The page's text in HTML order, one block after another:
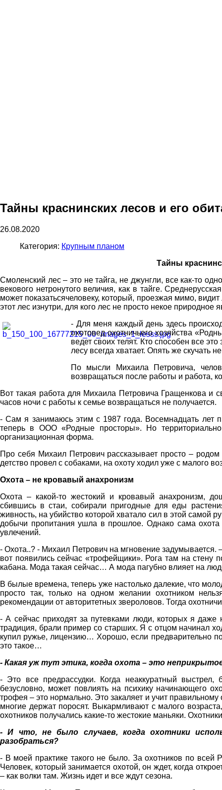
Тайны краснинских лесов и его
26.08.2020
Категория: Крупным планом
Тайны
Смоленский лес – это не тайга, не джунгли, все как-то
векового нетронутого величия, как в тайге.
может показатьсячеловеку, который, проезжая мимо,
этот лес изнутри, для кого лес не просто некое природное
- Для меня каждый день здесь
охотовед охотничьего хозяйства
ведет своих телят. Кто способен все
лесу всегда хватает. Опять же скучать
По мысли Михаила Петровича,
возвращаться после работы и работа,
Вот такая работа для Михаила Петровича Гращенкова и
часов ночи с работы к семье возвращаться не получается.
- Сам я занимаюсь этим с 1987 года. Восемнадцать лет
теперь в ООО «Родные просторы». Но
организационная форма.
Про себя Михаил Петрович рассказывает просто –
детство провел с собаками, на охоту ходил уже с малого
Охота – не кровавый анахронизм
Охота – какой-то жестокий и кровавый анахронизм,
сбившись в стаи, собирали пригодные для еды
живность, на убийство которой хватало сил в этой самой
добычи пропитания ушла в прошлое. Однако сама
увлечений.
- Охота..? - Михаил Петрович на мгновение
вот появились сейчас «трофейщики». Рога там на стену
кабана. Мода такая сейчас… А мода пагубно влияет на
В былые времена, теперь уже настолько далекие, что
просто так, только на одном желании охотником
рекомендации от авторитетных звероловов. Тогда
- А сейчас приходят за путевками люди, которых я
традиция, брали пример со старших. Я с отцом начинал
купил ружье, лицензию… Хорошо, если предварительно
это такое…
- Какая уж тут этика, когда охота – это
- Это все предрассудки. Когда неаккуратный
безусловно, может повлиять на психику начинающего
трофея – это нормально. Это закаляет и учит
многие держат поросят. Выкармливают с малого
охотников получались какие-то жестокие маньяки.
- И что, не было случаев, когда охотники
разобраться?
- В моей практике такого не было. За охотников по всей
Человек, который занимается охотой, он ждет, когда
– как волки там. Жизнь идет и все ждут сезона.